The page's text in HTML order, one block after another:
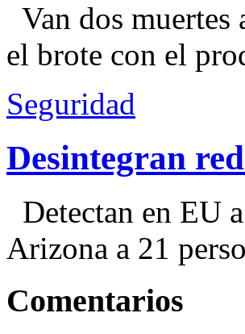
Van dos
el brote con el
Seguridad
Desintegran
Detectan en EU
Arizona a 21
Comentarios